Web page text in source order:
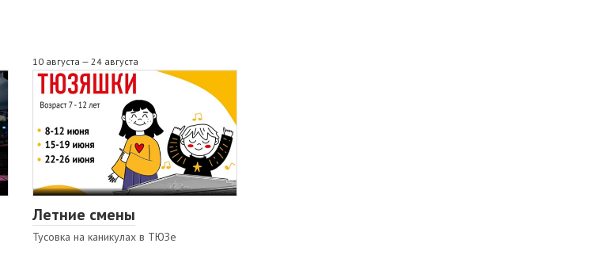
10 августа — 24 августа
Летние смены
Тусовка на каникулах в ТЮЗе